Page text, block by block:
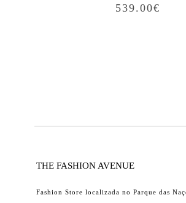
539.00€
THE FASHION AVENUE
Fashion Store localizada no Parque das